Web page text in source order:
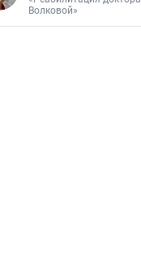
Волковой»